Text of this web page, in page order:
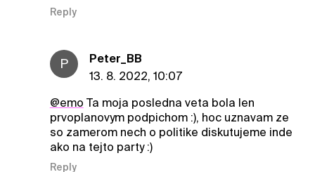
Reply
P
Peter_BB
13. 8. 2022, 10:07
@emo Ta moja posledna veta bola len
prvoplanovym podpichom :), hoc uznavam ze
so zamerom nech o politike diskutujeme inde
ako na tejto party :)
Reply